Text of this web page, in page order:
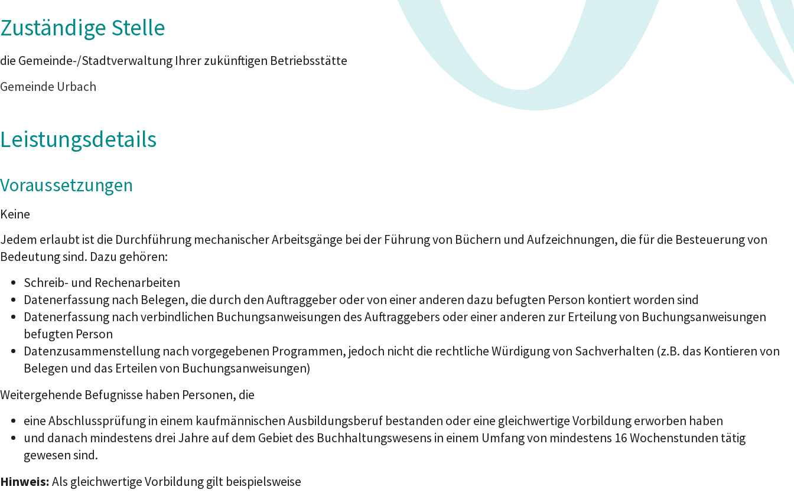
Zuständige Stelle
die Gemeinde-/Stadtverwaltung Ihrer zukünftigen Betriebsstätte
Gemeinde Urbach
Leistungsdetails
Voraussetzungen
Keine
Jedem erlaubt ist die Durchführung mechanischer Arbeitsgänge bei der Führung von Büchern und Aufzeichnungen, die für die Besteuerung von
Bedeutung sind. Dazu gehören:
Schreib- und Rechenarbeiten
Datenerfassung nach Belegen, die durch den Auftraggeber oder von einer anderen dazu befugten Person kontiert worden sind
Datenerfassung nach verbindlichen Buchungsanweisungen des Auftraggebers oder einer anderen zur Erteilung von Buchungsanweisungen
befugten Person
Datenzusammenstellung nach vorgegebenen Programmen, jedoch nicht die rechtliche Würdigung von Sachverhalten (z.B. das Kontieren von
Belegen und das Erteilen von Buchungsanweisungen)
Weitergehende Befugnisse haben Personen, die
eine Abschlussprüfung in einem kaufmännischen Ausbildungsberuf bestanden oder eine gleichwertige Vorbildung erworben haben
und danach mindestens drei Jahre auf dem Gebiet des Buchhaltungswesens in einem Umfang von mindestens 16 Wochenstunden tätig
gewesen sind.
Hinweis:Als gleichwertige Vorbildung gilt beispielsweise